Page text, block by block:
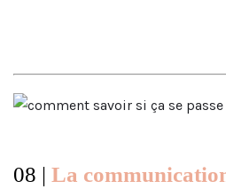
08 | La